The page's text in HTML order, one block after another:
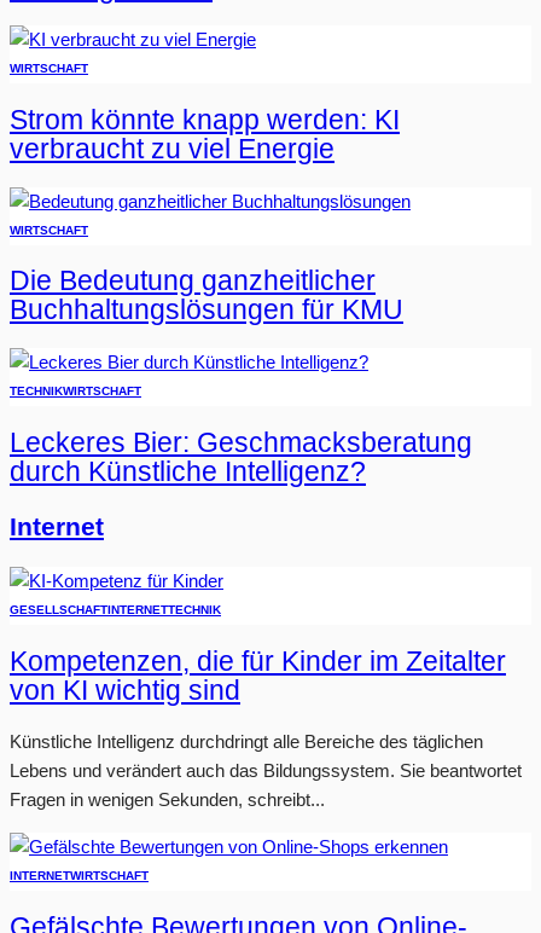
WIRTSCHAFT
Strom könnte knapp werden: KI
verbraucht zu viel Energie
WIRTSCHAFT
Die Bedeutung ganzheitlicher
Buchhaltungslösungen für KMU
TECHNIKWIRTSCHAFT
Leckeres Bier: Geschmacksberatung
durch Künstliche Intelligenz?
Internet
GESELLSCHAFTINTERNETTECHNIK
Kompetenzen, die für Kinder im Zeitalter
von KI wichtig sind
Künstliche Intelligenz durchdringt alle Bereiche des täglichen
Lebens und verändert auch das Bildungssystem. Sie beantwortet
Fragen in wenigen Sekunden, schreibt...
INTERNETWIRTSCHAFT